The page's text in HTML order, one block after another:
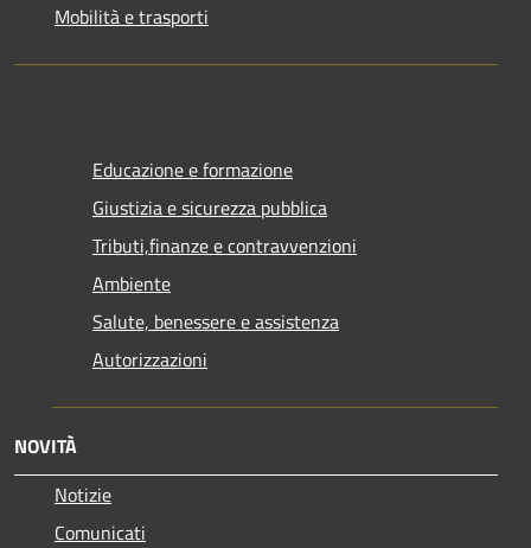
Mobilità e trasporti
Educazione e formazione
Giustizia e sicurezza pubblica
Tributi,finanze e contravvenzioni
Ambiente
Salute, benessere e assistenza
Autorizzazioni
NOVITÀ
Notizie
Comunicati